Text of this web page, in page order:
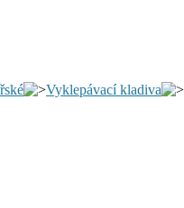
Vyklepávací kladiva